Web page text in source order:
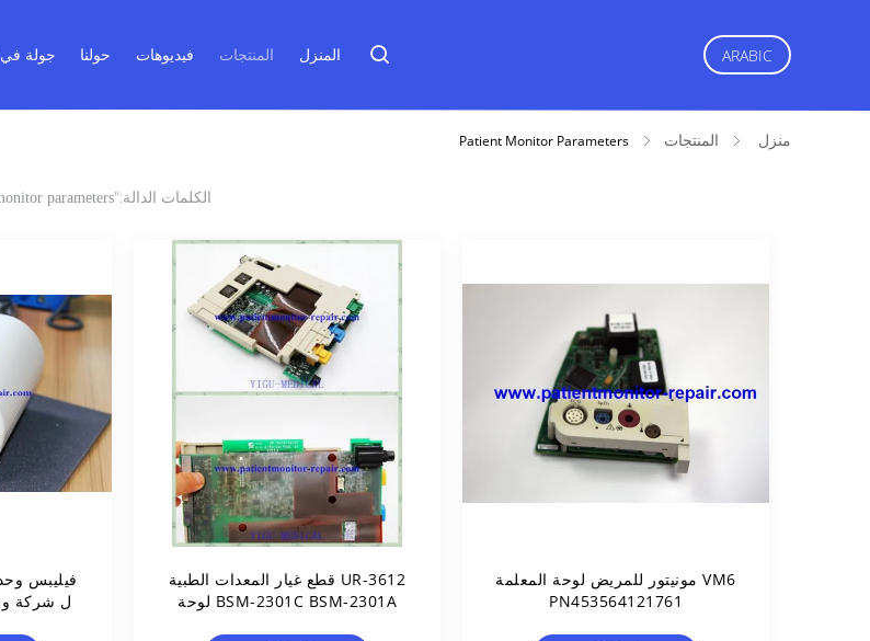
المنزل المنتجات فيديوهات حولنا جولة ARABIC
منزل المنتجات Patient Monitor Parameters
الكلمات الدالة:"parameters
فيليبس
ل شركة
UR-3612 قطع غيار المعدات الطبية
BSM-2301C BSM-2301A لوحة
VM6 مونيتور للمريض لوحة المعلمة
PN453564121761